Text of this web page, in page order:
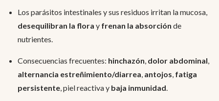
Los parásitos intestinales y sus residuos irritan la mucosa,
desequilibran la flora y frenan la absorción de
nutrientes.
Consecuencias frecuentes: hinchazón, dolor abdominal,
alternancia estreñimiento/diarrea, antojos, fatiga
persistente, piel reactiva y baja inmunidad.